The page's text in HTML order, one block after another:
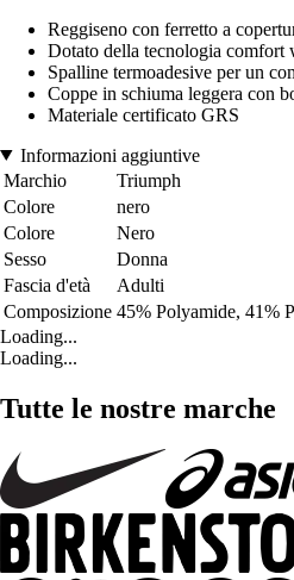
Reggiseno con ferretto a
Dotato della tecnologia comfort
Spalline termoadesive per un
Coppe in schiuma leggera con
Materiale certificato GRS
Informazioni aggiuntive
Marchio
Triumph
Colore
nero
Colore
Nero
Sesso
Donna
Fascia d'età
Adulti
Composizione 45% Polyamide, 41%
Loading...
Loading...
Tutte le nostre marche